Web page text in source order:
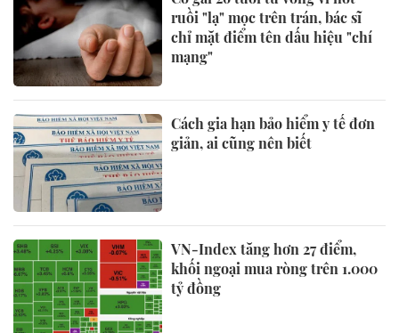
ruồi "lạ" mọc trên trán, bác sĩ
chỉ mặt điểm tên dấu hiệu "chí
mạng"
Cách gia hạn bảo hiểm y tế đơn
giản, ai cũng nên biết
VN-Index tăng hơn 27 điểm,
khối ngoại mua ròng trên 1.000
tỷ đồng